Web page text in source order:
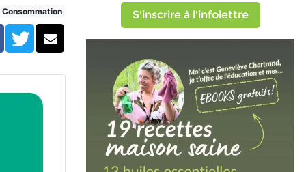
Consommation
TwitterCourriel
S'inscrire à l'infolettre